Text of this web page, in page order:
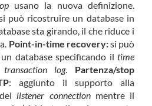
usano la nuova definizione.
può ricostruire un database in
sta girando, il che riduce i
Point-in-time recovery:si può
database specificando il time
transaction log. Partenza/stop
: aggiunto il supporto alla
listener connectionmentre il